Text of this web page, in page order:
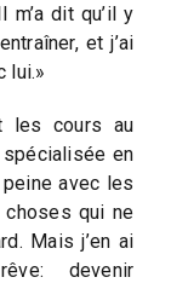
dit qu’il y
et j’ai
lui.»
les cours au
en
avec les
choses qui ne
Mais j’en ai
devenir